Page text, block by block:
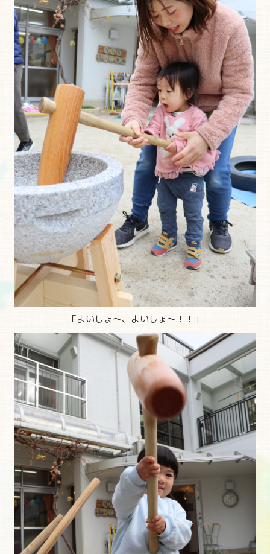
「よいしょ～、よいしょ～！！」